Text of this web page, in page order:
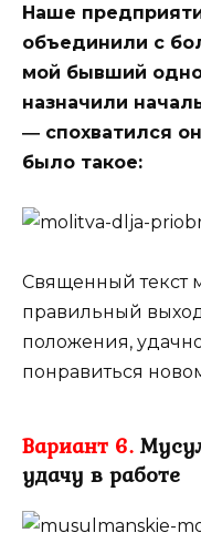
Наше
объединили с
мой бывший
назначили
― спохватился
было такое:
Священный текст
правильный
положения,
понравиться
Вариант 6.
удачу в работе